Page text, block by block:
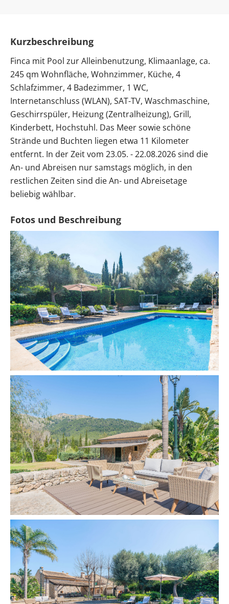
Kurzbeschreibung
Finca mit Pool zur Alleinbenutzung, Klimaanlage, ca.
245 qm Wohnfläche, Wohnzimmer, Küche, 4
Schlafzimmer, 4 Badezimmer, 1 WC,
Internetanschluss (WLAN), SAT-TV, Waschmaschine,
Geschirrspüler, Heizung (Zentralheizung), Grill,
Kinderbett, Hochstuhl. Das Meer sowie schöne
Strände und Buchten liegen etwa 11 Kilometer
entfernt. In der Zeit vom 23.05. - 22.08.2026 sind die
An- und Abreisen nur samstags möglich, in den
restlichen Zeiten sind die An- und Abreisetage
beliebig wählbar.